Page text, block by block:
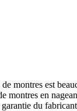
montres est
en
du